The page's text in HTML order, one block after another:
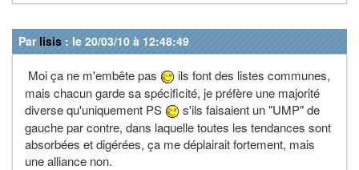
Par lisis : le 20/03/10 à 12:48:49
Moi ça ne m'embête pas
ils font des listes communes,
mais chacun garde sa spécificité, je préfère une majorité
diverse qu'uniquement PS
s'ils faisaient un "UMP" de
gauche par contre, dans laquelle toutes les tendances sont
absorbées et digérées, ça me déplairait fortement, mais
une alliance non.